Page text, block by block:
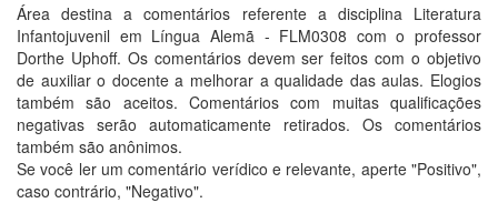
Área destina a comentários referente a disciplina Literatura
Infantojuvenil em Língua Alemã - FLM0308 com o professor
Dorthe Uphoff. Os comentários devem ser feitos com o objetivo
de auxiliar o docente a melhorar a qualidade das aulas. Elogios
também são aceitos. Comentários com muitas qualificações
negativas serão automaticamente retirados. Os comentários
também são anônimos.
Se você ler um comentário verídico e relevante, aperte "Positivo",
caso contrário, "Negativo".